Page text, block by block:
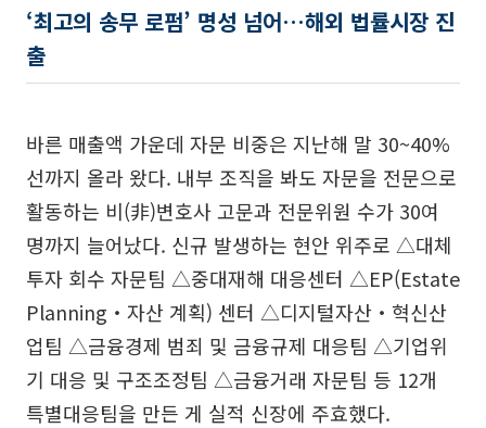
‘최고의 송무 로펌’ 명성 넘어…해외 법률시장 진
출
바른 매출액 가운데 자문 비중은 지난해 말 30~40%
선까지 올라 왔다. 내부 조직을 봐도 자문을 전문으로
활동하는 비(非)변호사 고문과 전문위원 수가 30여
명까지 늘어났다. 신규 발생하는 현안 위주로 △대체
투자 회수 자문팀 △중대재해 대응센터 △EP(Estate
Planning‧자산 계획) 센터 △디지털자산‧혁신산
업팀 △금융경제 범죄 및 금융규제 대응팀 △기업위
기 대응 및 구조조정팀 △금융거래 자문팀 등 12개
특별대응팀을 만든 게 실적 신장에 주효했다.